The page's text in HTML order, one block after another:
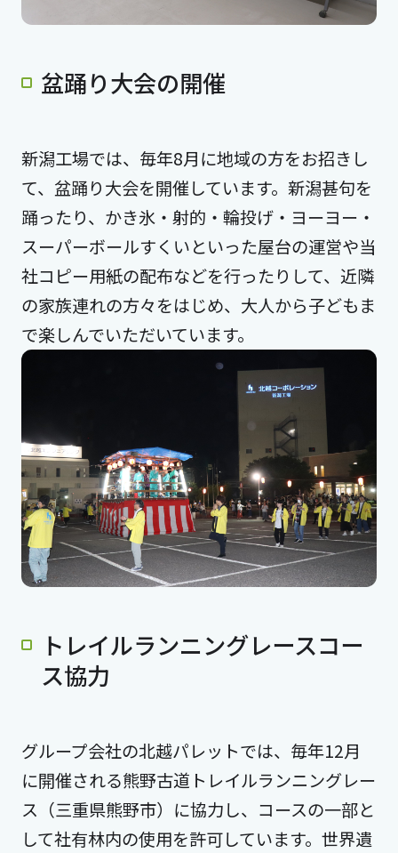
盆踊り大会の開催
新潟工場では、毎年8月に地域の方をお招きし
て、盆踊り大会を開催しています。新潟甚句を
踊ったり、かき氷・射的・輪投げ・ヨーヨー・
スーパーボールすくいといった屋台の運営や当
社コピー用紙の配布などを行ったりして、近隣
の家族連れの方々をはじめ、大人から子どもま
で楽しんでいただいています。
トレイルランニングレースコー
ス協力
グループ会社の北越パレットでは、毎年12月
に開催される熊野古道トレイルランニングレー
ス（三重県熊野市）に協力し、コースの一部と
して社有林内の使用を許可しています。世界遺